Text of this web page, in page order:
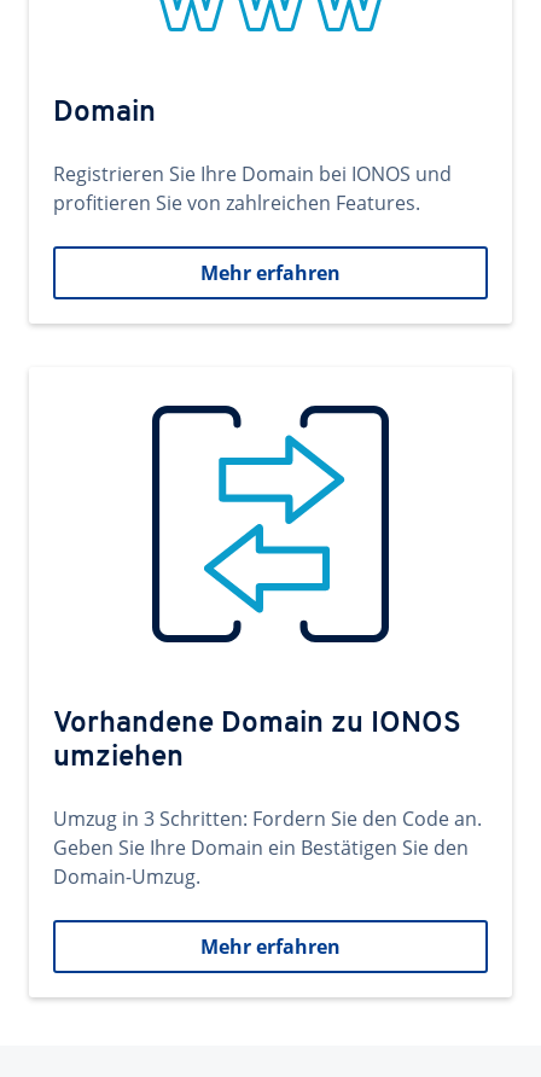
Domain
Registrieren Sie Ihre Domain bei IONOS und
profitieren Sie von zahlreichen Features.
Mehr erfahren
Vorhandene Domain zu IONOS
umziehen
Umzug in 3 Schritten: Fordern Sie den Code an.
Geben Sie Ihre Domain ein Bestätigen Sie den
Domain-Umzug.
Mehr erfahren